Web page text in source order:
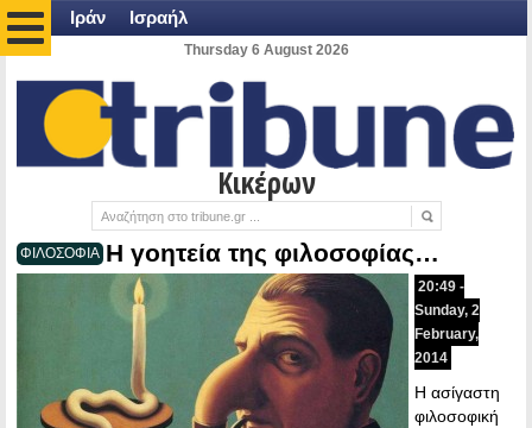
Ιράν Ισραήλ
Thursday 6 August 2026
Κικέρων
ΦΙΛΟΣΟΦΙΑ Η γοητεία της φιλοσοφίας…
20:49 -
Sunday, 2
February,
2014
Η ασίγαστη
φιλοσοφική